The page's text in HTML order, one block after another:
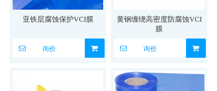
亚铁层腐蚀保护VCI膜
询价
黄钢缠绕高密度防腐蚀VCI
膜
询价